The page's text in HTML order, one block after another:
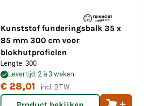
Kunststof funderingsbalk 35 x
85 mm 300 cm voor
blokhutprofielen
Lengte: 300
Levertijd: 2 à 3 weken
€ 28,01 incl. BTW